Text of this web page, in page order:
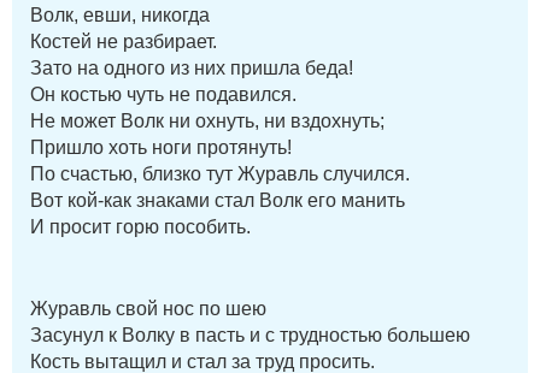
Волк, евши, никогда
Костей не разбирает.
Зато на одного из них пришла беда!
Он костью чуть не подавился.
Не может Волк ни охнуть, ни вздохнуть;
Пришло хоть ноги протянуть!
По счастью, близко тут Журавль случился.
Вот кой-как знаками стал Волк его манить
И просит горю пособить.
Журавль свой нос по шею
Засунул к Волку в пасть и с трудностью большею
Кость вытащил и стал за труд просить.